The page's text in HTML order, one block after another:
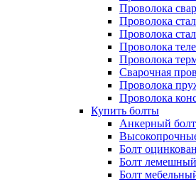
Проволока
Проволока
Проволока
Проволока
Проволока
Сварочная
Проволока
Проволока
Купить болты
Анкерный болт
Болт
Болт лемешный
Болт